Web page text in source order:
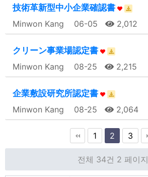
技術革新型中小企業確認書
Minwon Kang 06-05 2,012
クリーン事業場認定書
Minwon Kang 08-25 2,215
企業敷設研究所認定書
Minwon Kang 08-25 2,064
1 2 3
전체 34건 2 페이지